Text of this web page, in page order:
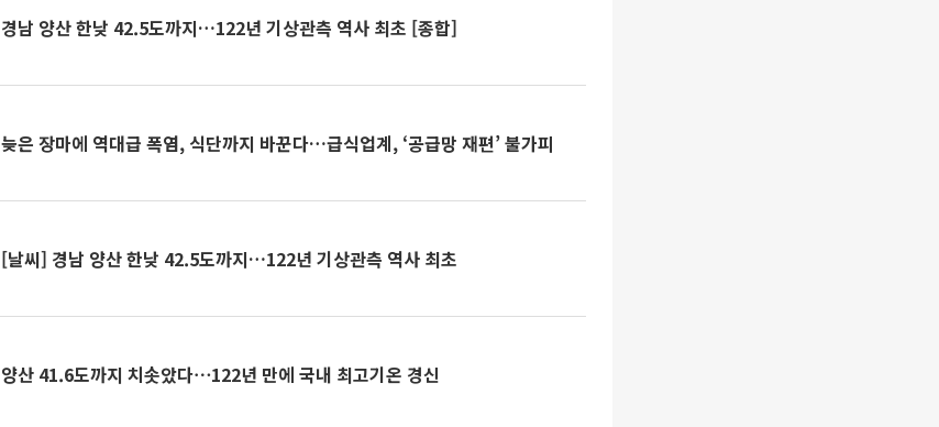
경남 양산 한낮 42.5도까지…122년 기상관측 역사 최초 [종합]
늦은 장마에 역대급 폭염, 식단까지 바꾼다…급식업계, ‘공급망 재편’ 불가피
[날씨] 경남 양산 한낮 42.5도까지…122년 기상관측 역사 최초
양산 41.6도까지 치솟았다⋯122년 만에 국내 최고기온 경신